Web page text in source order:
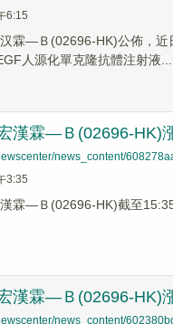
6:15
汉霖―Ｂ(02696-HK)公佈，
人源化單克隆抗體注射液...
漢霖—Ｂ(02696-HK)
news_content/
3:35
漢霖—Ｂ(02696-HK)截至
漢霖—Ｂ(02696-HK)
news_content/